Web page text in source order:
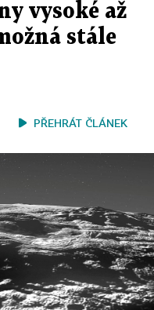
vysoké až
stále
PŘEHRÁT ČLÁNEK